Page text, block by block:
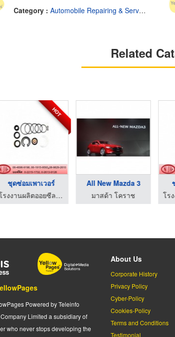
Category : Automobile Repairing & Service-Equipment & Supplies
Related
HOT
ชุดซ่อมเพาเวอร์
โรงงานผลิตออยซีล โอริง ปะเก็น - เอ็น ยู เค ออยซีล
All New Mazda 3
มาสด้า โคราช
Powered by Teleinfo
Limited a subsidiary of
who never stops developing the
About Us
Corporate History
Privacy Policy
Cyber-Policy
Cookies-Policy
Terms and Conditions
Testimonial